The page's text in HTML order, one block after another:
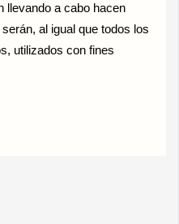
llevando a cabo hacen
al igual que todos los
utilizados con fines